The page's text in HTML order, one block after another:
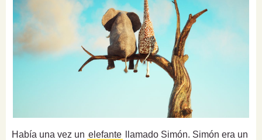
Había una vez un elefante
llamado Simón. Simón era un